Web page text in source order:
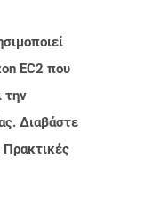
EC2 που
την
Διαβάστε
Πρακτικές